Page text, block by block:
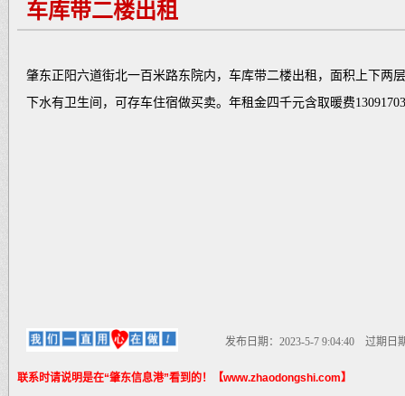
车库带二楼出租
肇东正阳六道街北一百米路东院内，车库带二楼出租，面积上下两
下水有卫生间，可存车住宿做买卖。年租金四千元含取暖费
发布日期：2023-5-7 9:04:40 过期日
联系时请说明是在“肇东信息港”看到的！【www.zhaodongshi.com】